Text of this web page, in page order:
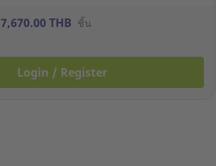
7,670.00 THB ชิ้น
Login / Register